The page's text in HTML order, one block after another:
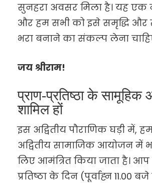
सुनहरा अवसर मिला है। यह
और हम सभी को इसे समृद्धि और
भरा बनाने का संकल्प लेना
जय श्रीराम!
प्राण-प्रतिष्ठा के
शामिल हों
इस अद्वितीय पौराणिक घड़ी में,
अद्वितीय सामाजिक आयोजन में
लिए आमंत्रित किया जाता है। आप
प्रतिष्ठा के दिन (पूर्वाह्न 11.00